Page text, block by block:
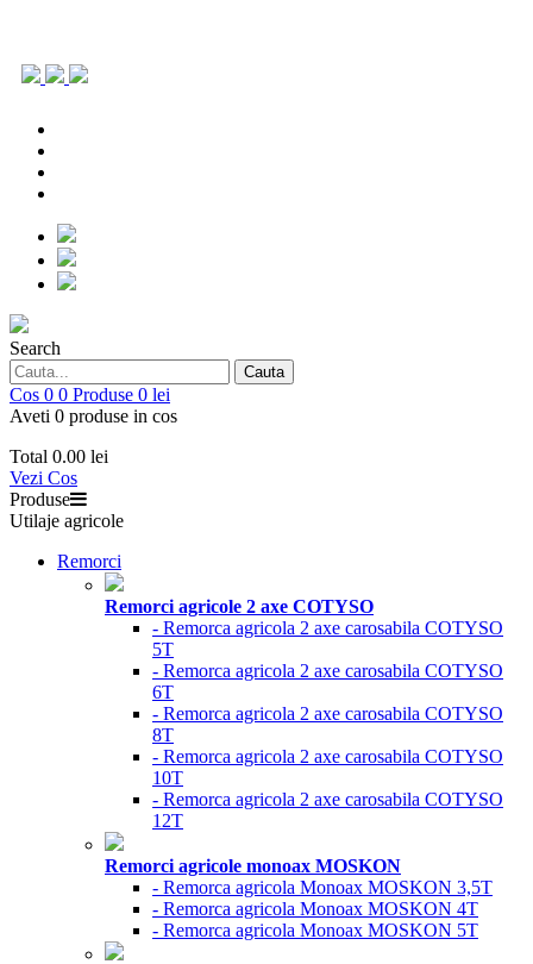
Search
Cauta
Cos 0 0 Produse 0 lei
Aveti 0 produse in cos
Total 0.00 lei
Vezi Cos
Produse
Utilaje agricole
Remorci
Remorci agricole 2 axe COTYSO
- Remorca agricola 2 axe carosabila COTYSO
5T
- Remorca agricola 2 axe carosabila COTYSO
6T
- Remorca agricola 2 axe carosabila COTYSO
8T
- Remorca agricola 2 axe carosabila COTYSO
10T
- Remorca agricola 2 axe carosabila COTYSO
12T
Remorci agricole monoax MOSKON
- Remorca agricola Monoax MOSKON 3,5T
- Remorca agricola Monoax MOSKON 4T
- Remorca agricola Monoax MOSKON 5T